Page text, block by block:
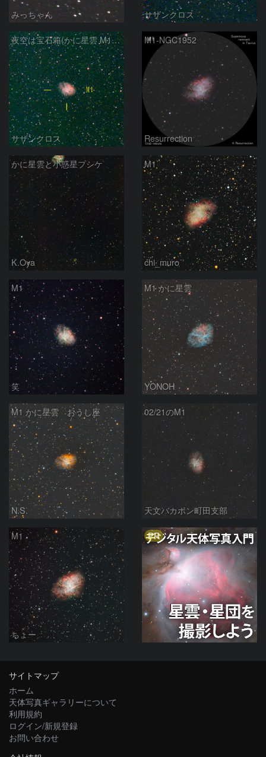
みっちゃん サザンクロス
夜空は宝石箱(かに星雲 M1) Seestar50
サザンクロス
M1-NGC1952
Resurrection
かに星雲と小惑星プシケ
K.Oya
M1
chi_muro
M1
笑
M1 かに星雲
YONOH
M1 かに星雲 おうし座
N.S.
02/21のM1
天文バカボン町田支部
M1
ちょー
PR
サイトマップ
ホーム
天体写真ギャラリーについて
利用規約
ログイン/新規登録
お問い合わせ